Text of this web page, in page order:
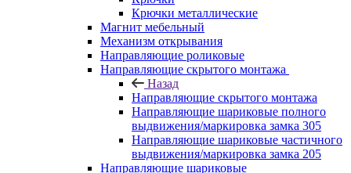
Крючки металлические
Магнит мебельный
Механизм открывания
Направляющие роликовые
Направляющие скрытого монтажа
Назад
Направляющие скрытого монтажа
Направляющие шариковые полного
выдвижения/маркировка замка 305
Направляющие шариковые частичного
выдвижения/маркировка замка 205
Направляющие шариковые